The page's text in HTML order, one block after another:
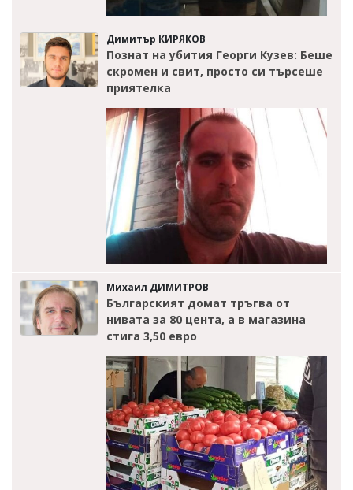
Димитър КИРЯКОВ
Познат на убития Георги Кузев: Беше
скромен и свит, просто си търсеше
приятелка
Михаил ДИМИТРОВ
Българският домат тръгва от
нивата за 80 цента, а в магазина
стига 3,50 евро